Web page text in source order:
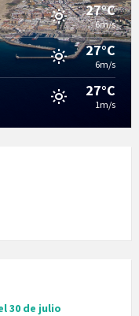
27°C
6m/s
27°C
6m/s
27°C
1m/s
30 de julio